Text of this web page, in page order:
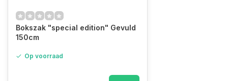
Bokszak "special edition" Gevuld
150cm
Op voorraad